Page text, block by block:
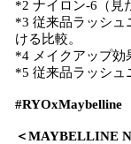
*2 ナイロン-6（見
*3 従来品ラッシュ
ける比較。
*4 メイクアップ効
*5 従来品ラッシュ
＜MAYBELLINE